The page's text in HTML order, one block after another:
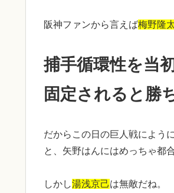
阪神ファンから言えば梅野隆
捕手循環性を当
固定されると勝
だからこの日の巨人戦によう
と、矢野はんにはめっちゃ都
しかし湯浅京己は無敵だね。